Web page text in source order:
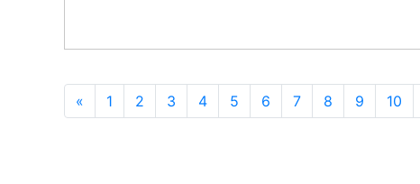
« 1 2 3 4 5 6 7 8 9 10